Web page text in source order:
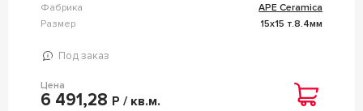
Фабрика
APE Ceramica
Размер
15x15 т.8.4мм
Под заказ
Цена
6 491,28 Р / кв.м.